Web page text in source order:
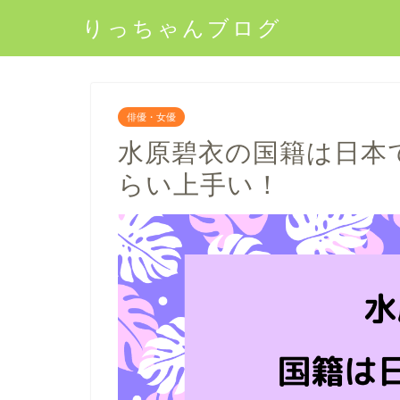
りっちゃんブログ
俳優・女優
水原碧衣の国籍は日
らい上手い！